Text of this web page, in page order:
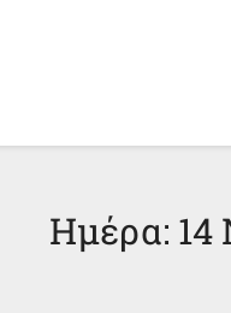
Ημέρα: 14